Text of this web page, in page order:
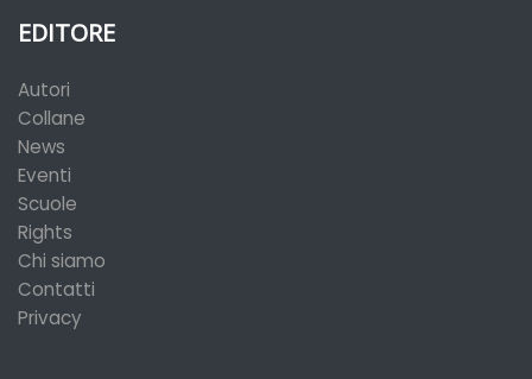
EDITORE
Autori
Collane
News
Eventi
Scuole
Rights
Chi siamo
Contatti
Privacy